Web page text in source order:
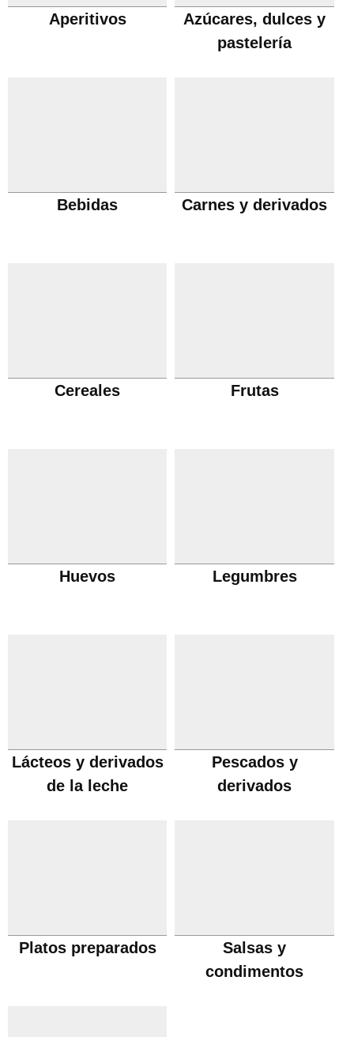
Aperitivos
Azúcares, dulces y
pastelería
Bebidas Carnes y derivados
Cereales Frutas
Huevos Legumbres
Lácteos y derivados
de la leche
Pescados y
derivados
Platos preparados
Salsas y
condimentos